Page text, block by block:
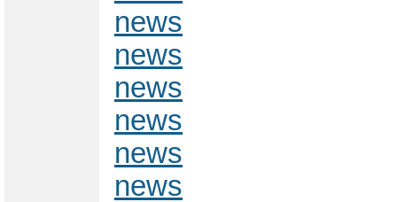
news
news
news
news
news
news